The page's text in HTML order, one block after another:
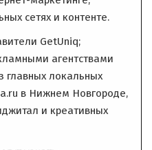
сетях и контенте.
GetUniq;
агентствами
главных локальных
в Нижнем Новгороде,
и креативных